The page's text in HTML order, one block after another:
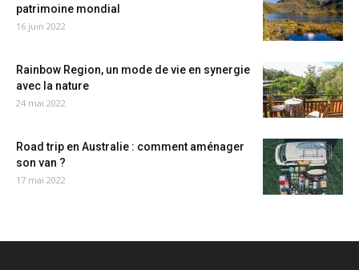
patrimoine mondial
16 juin 2022
Rainbow Region, un mode de vie en synergie
avec la nature
24 mai 2022
Road trip en Australie : comment aménager
son van ?
17 mai 2022